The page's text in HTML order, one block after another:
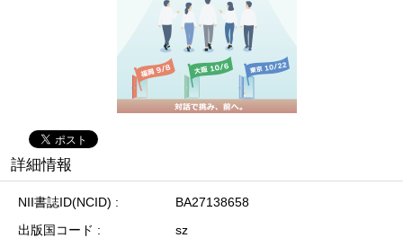
詳細情報
NII書誌ID(NCID)
BA27138658
出版国コード
sz